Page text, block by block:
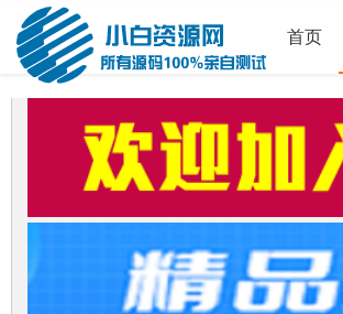
首页